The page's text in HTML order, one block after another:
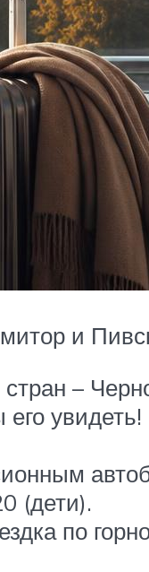
и
–
увидеть!
(дети).
по